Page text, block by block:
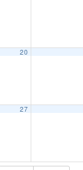
20
27